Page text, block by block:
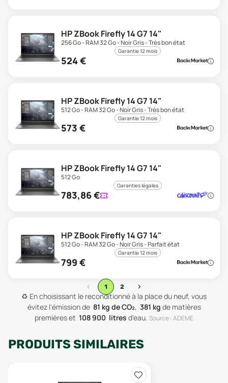
HP ZBook Firefly 14 G7 14"
256 Go - RAM 32 Go - Noir Gris - Très bon état
Garantie 12 mois
524€
HP ZBook Firefly 14 G7 14"
512 Go - RAM 32 Go - Noir Gris - Très bon état
Garantie 12 mois
573 €
HP ZBook Firefly 14 G7 14"
512 Go
Garanties légales
783,86€
HP ZBook Firefly 14 G7 14"
512 Go - RAM 32 Go - Noir Gris - Parfait état
Garantie 12 mois
799 €
‹ 1 2
›
♻️ En choisissant le reconditionné à la place du neuf, vous
évitez l'émission de 81 kg de CO₂, 381 kg de matières
premièreset 108 900 litres d'eau. Source : ADEME
PRODUITS SIMILAIRES